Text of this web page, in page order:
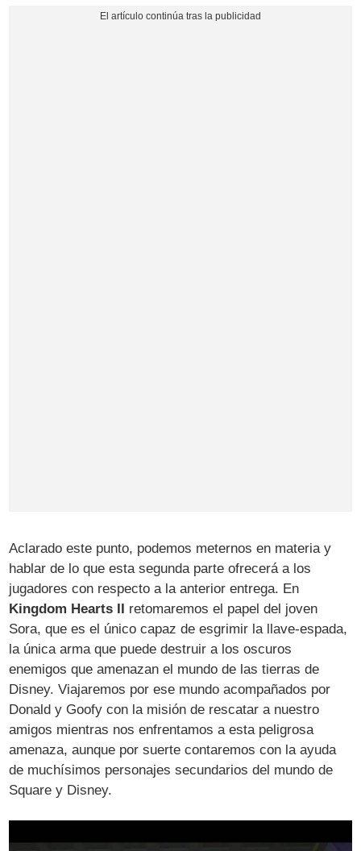
Aclarado este punto, podemos meternos en materia y
hablar de lo que esta segunda parte ofrecerá a los
jugadores con respecto a la anterior entrega. En
Kingdom Hearts II
retomaremos el papel del joven
Sora, que es el único capaz de esgrimir la llave-espada,
la única arma que puede destruir a los oscuros
enemigos que amenazan el mundo de las tierras de
Disney. Viajaremos por ese mundo acompañados por
Donald y Goofy con la misión de rescatar a nuestro
amigos mientras nos enfrentamos a esta peligrosa
amenaza, aunque por suerte contaremos con la ayuda
de muchísimos personajes secundarios del mundo de
Square y Disney.